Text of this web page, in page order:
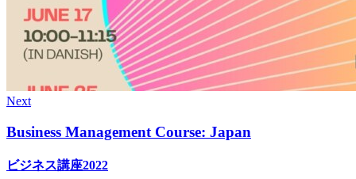
Next
Business Management Course: Japan
ビジネス講座2022